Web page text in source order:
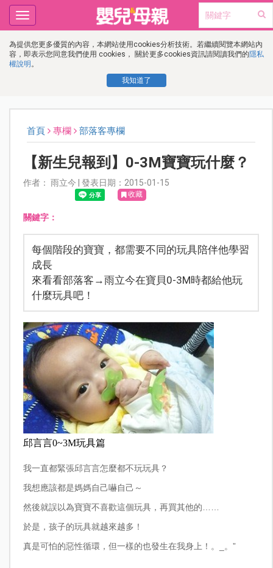
為提供您更多優質的內容，本網站使用cookies分析技術。若繼續閱覽本網站內
容，即表示您同意我們使用 cookies， 關於更多cookies資訊請閱讀我們的隱私
權說明 。
我知道了
Toggle
navigation
首頁 專欄 部落客專欄
【新生兒報到】0-3M寶寶玩什麼？
作者： 雨立今 | 發表日期：2015-01-15
收藏
關鍵字：
每個階段的寶寶，都需要不同的玩具陪伴他學習
成長
來看看部落客→雨立今在寶貝0-3M時都給他玩
什麼玩具吧！
邱言言0~3M玩具篇
我一直都緊張邱言言怎麼都不玩玩具？
我想應該都是媽媽自己嚇自己～
然後就誤以為寶寶不喜歡這個玩具，再買其他的……
於是，孩子的玩具就越來越多！
真是可怕的惡性循環，但一樣的也發生在我身上！。_。”